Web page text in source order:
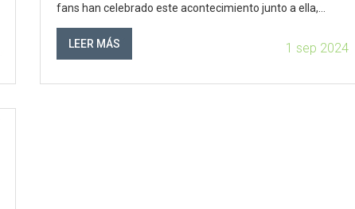
fans han celebrado este acontecimiento junto a ella,
LEER MÁS
1 sep 2024